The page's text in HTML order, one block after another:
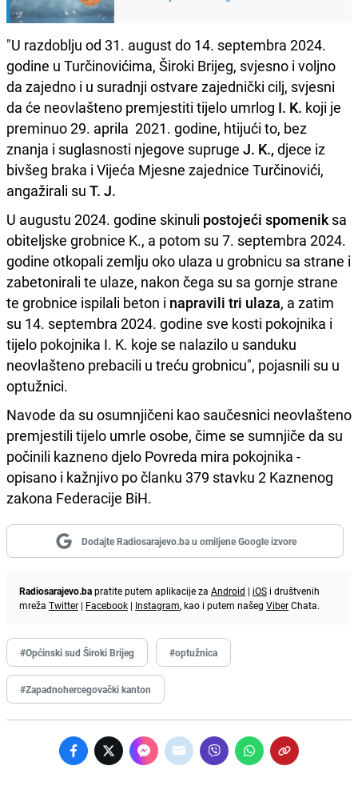
"U razdoblju od 31. august do 14. septembra 2024.
godine u Turčinovićima, Široki Brijeg, svjesno i voljno
da zajedno i u suradnji ostvare zajednički cilj, svjesni
da će neovlašteno premjestiti tijelo umrlog I. K. koji je
preminuo 29. aprila 2021. godine, htijući to, bez
znanja i suglasnosti njegove supruge J. K., djece iz
bivšeg braka i Vijeća Mjesne zajednice Turčinovići,
angažirali su T. J.
U augustu 2024. godine skinuli postojeći spomenik sa
obiteljske grobnice K., a potom su 7. septembra 2024.
godine otkopali zemlju oko ulaza u grobnicu sa strane i
zabetonirali te ulaze, nakon čega su sa gornje strane
te grobnice ispilali beton i napravili tri ulaza, a zatim
su 14. septembra 2024. godine sve kosti pokojnika i
tijelo pokojnika I. K. koje se nalazilo u sanduku
neovlašteno prebacili u treću grobnicu", pojasnili su u
optužnici.
Navode da su osumnjičeni kao saučesnici neovlašteno
premjestili tijelo umrle osobe, čime se sumnjiče da su
počinili kazneno djelo Povreda mira pokojnika -
opisano i kažnjivo po članku 379 stavku 2 Kaznenog
zakona Federacije BiH.
Dodajte Radiosarajevo.ba u omiljene Google izvore
Radiosarajevo.bapratite putem aplikacije za Android | iOS i društvenih
mreža Twitter | Facebook | Instagram, kao i putem našeg ViberChata.
#Općinski sud Široki Brijeg #optužnica
#Zapadnohercegovački kanton